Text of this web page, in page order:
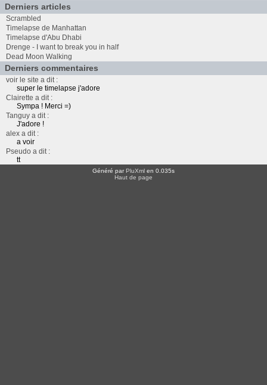
Derniers articles
Scrambled
Timelapse de Manhattan
Timelapse d'Abu Dhabi
Drenge - I want to break you in half
Dead Moon Walking
Derniers commentaires
voir le site a dit :
super le timelapse j'adore
Clairette a dit :
Sympa ! Merci =)
Tanguy a dit :
J'adore !
alex a dit :
a voir
Pseudo a dit :
tt
Généré parPluXml en 0.035s
Haut de page